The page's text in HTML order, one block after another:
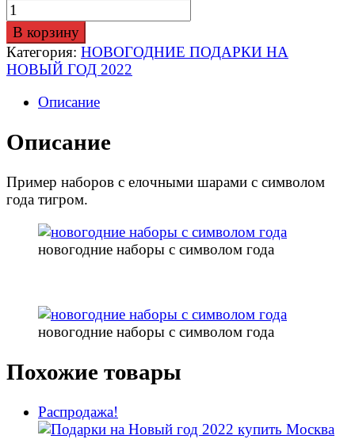
В корзину
Категория: НОВОГОДНИЕ ПОДАРКИ НА
НОВЫЙ ГОД 2022
Описание
Описание
Пример наборов с елочными шарами с символом
года тигром.
новогодние наборы с символом года
новогодние наборы с символом года
Похожие товары
Распродажа!